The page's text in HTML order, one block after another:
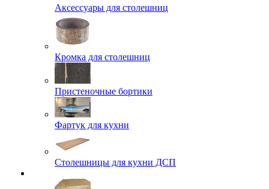
Аксессуары для столешниц
Кромка для столешниц
Пристеночные бортики
Фартук для кухни
Столешницы для кухни ДСП